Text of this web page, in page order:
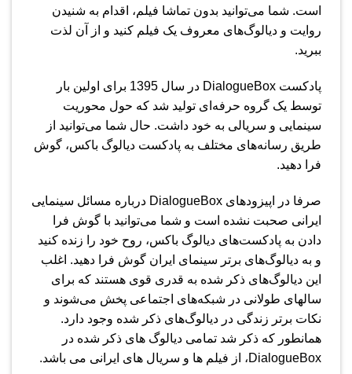
است. شما می‌توانید بدون تماشا فیلم، اقدام به شنیدن
روایت و دیالوگ‌های معروف یک فیلم کنید و از آن لذت
ببرید.
پادکست Dialogue​Box در سال 1395 برای اولین بار
توسط یک گروه حرفه‌ای تولید شد که حول محوریت
سینمایی و سریالی به خود داشت. حال شما می‌توانید از
طریق رسانه‌های مختلف به پادکست دیالوگ باکس، گوش
فرا دهید.
صرفا در اپیزودهای Dialogue​Box درباره مسائل سینمایی
ایرانی صحبت نشده است و شما می‌توانید با گوش فرا
دادن به پادکست‌های دیالوگ باکس، روح خود را زنده کنید
و به دیالوگ‌های برتر سینمای ایران گوش فرا دهید. اغلب
این دیالوگ‌های ذکر شده به قدری قوی هستند که برای
سالهای طولانی در شبکه‌های اجتماعی پخش می‌شوند و
نکات برتر زندگی در دیالوگ‌های ذکر شده وجود دارد.
همانطور که ذکر شد تمامی دیالوگ های ذکر شده در
Dialogue​Box، از فیلم ها و سریال های ایرانی می باشد.